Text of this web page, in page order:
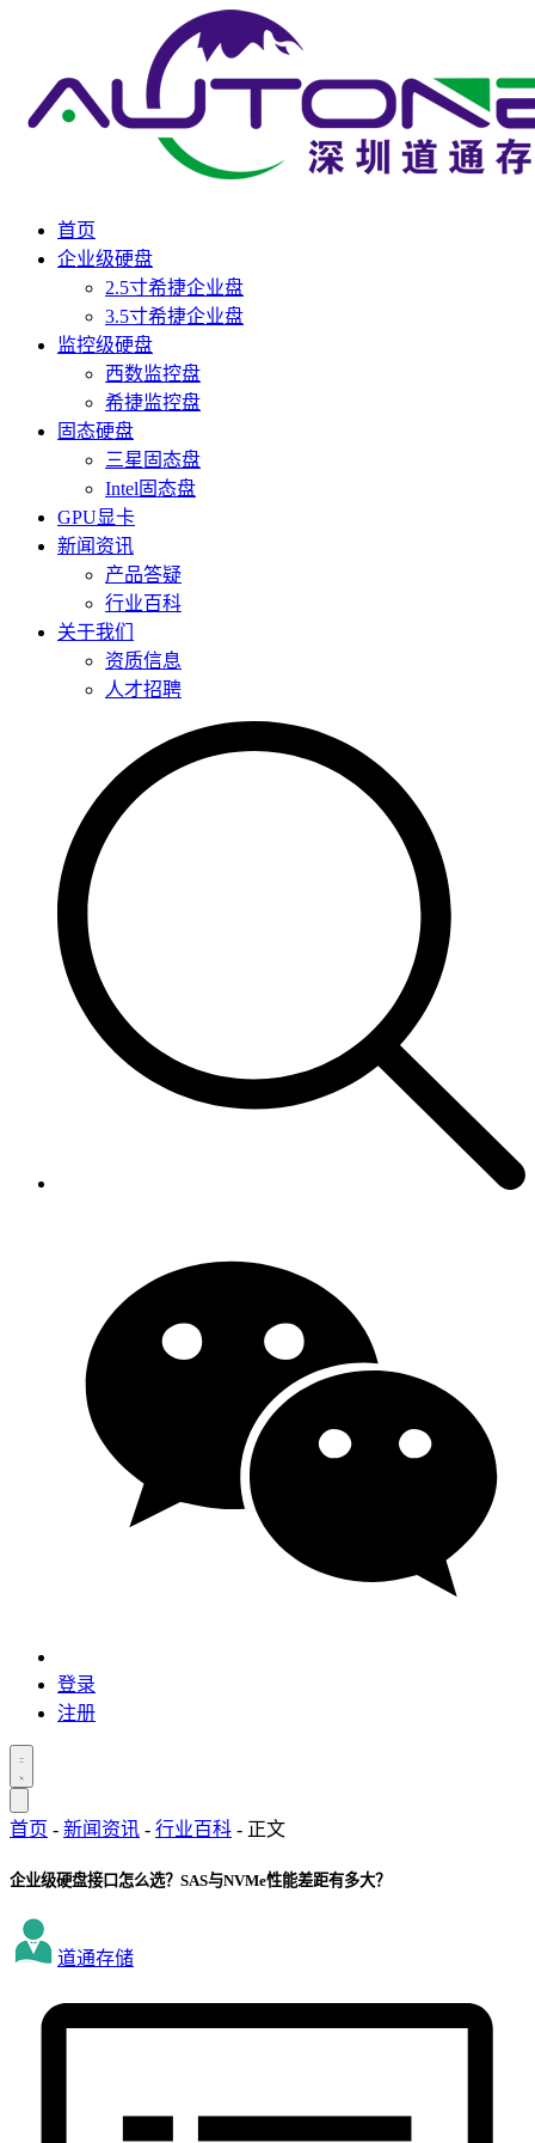
首页
企业级硬盘
2.5寸希捷企业盘
3.5寸希捷企业盘
监控级硬盘
西数监控盘
希捷监控盘
固态硬盘
三星固态盘
Intel固态盘
GPU显卡
新闻资讯
产品答疑
行业百科
关于我们
资质信息
人才招聘
登录
注册
首页 - 新闻资讯 - 行业百科 - 正文
企业级硬盘接口怎么选？SAS与NVMe性能差距有多大？
道通存储